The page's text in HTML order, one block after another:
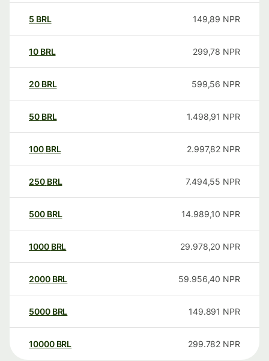
5 BRL 149,89 NPR
10 BRL 299,78 NPR
20 BRL 599,56 NPR
50 BRL 1.498,91 NPR
100 BRL 2.997,82 NPR
250 BRL 7.494,55 NPR
500 BRL 14.989,10 NPR
1000 BRL 29.978,20 NPR
2000 BRL 59.956,40 NPR
5000 BRL 149.891 NPR
10000 BRL 299.782 NPR